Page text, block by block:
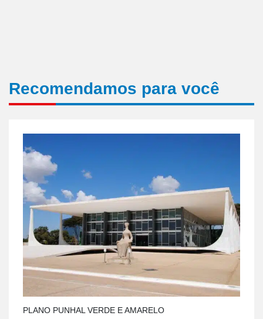
Recomendamos para você
PLANO PUNHAL VERDE E AMARELO